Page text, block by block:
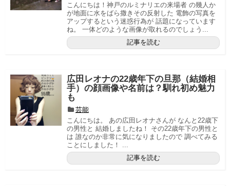
こんにちは！神戸のルミナリエの来場者 の幾人か
が地面に水をばら撒きその反射した 電飾の写真を
アップするという迷惑行為が 話題になっています
ね。 一体どのような画像が取れるのでしょう...
記事を読む
広田レオナの22歳年下の旦那（結婚相
手）の顔画像や名前は？馴れ初め魅力
も
芸能
こんにちは。 あの広田レオナさんが なんと22歳下
の男性と 結婚しましたね！ その22歳年下の男性と
は 誰なのか非常に気になりましたので 調べてみる
ことにしました！ ...
記事を読む